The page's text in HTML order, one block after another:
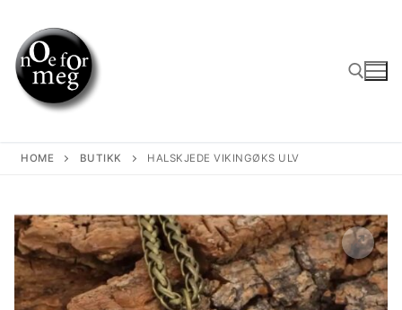
content
HOME BUTIKK HALSKJEDE VIKINGØKS ULV